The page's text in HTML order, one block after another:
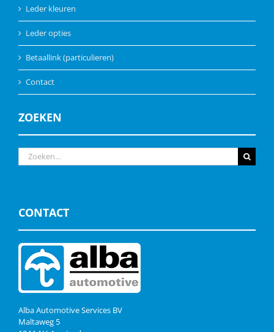
Leder kleuren
Leder opties
Betaallink (particulieren)
Contact
ZOEKEN
Zoeken
naar:
CONTACT
Alba Automotive Services BV
Maltaweg 5